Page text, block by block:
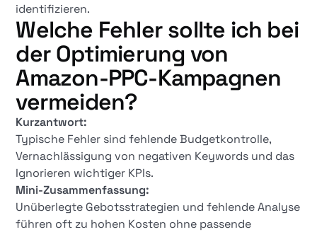
identifizieren.
Welche Fehler sollte ich bei
der Optimierung von
Amazon-PPC-Kampagnen
vermeiden?
Kurzantwort:
Typische Fehler sind fehlende Budgetkontrolle,
Vernachlässigung von negativen Keywords und das
Ignorieren wichtiger KPIs.
Mini-Zusammenfassung:
Unüberlegte Gebotsstrategien und fehlende Analyse
führen oft zu hohen Kosten ohne passende